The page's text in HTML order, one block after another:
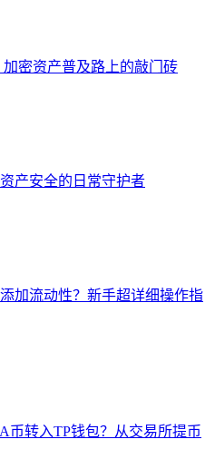
加密资产普及路上的敲门砖
产安全的日常守护者
加流动性？新手超详细操作指
币转入TP钱包？从交易所提币